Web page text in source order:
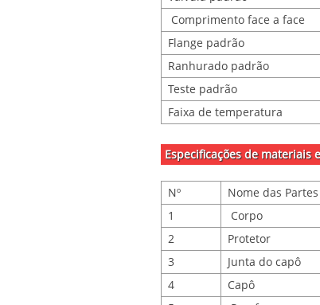
Comprimento face a face
Flange padrão
Ranhurado padrão
Teste padrão
Faixa de temperatura
Especificações de materiais
Nº Nome das Partes
1
Corpo
2
Protetor
3
Junta do capô
4
Capô